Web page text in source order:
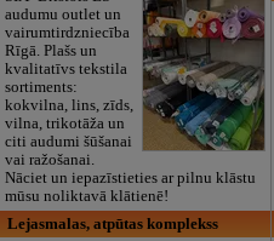
audumu outlet un
vairumtirdzniecība
Rīgā. Plašs un
kvalitatīvs tekstila
sortiments:
kokvilna, lins, zīds,
vilna, trikotāža un
citi audumi šūšanai
vai ražošanai.
Nāciet un iepazīstieties ar pilnu klāstu
mūsu noliktavā klātienē!
Lejasmalas, atpūtas komplekss